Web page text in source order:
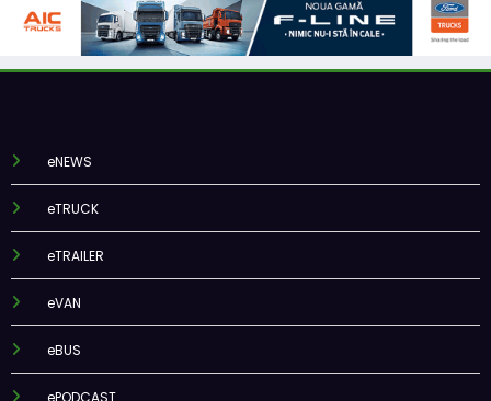
eNEWS
eTRUCK
eTRAILER
eVAN
eBUS
ePODCAST